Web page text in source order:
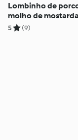
Lombinho de
molho de
batatas
5 (9)